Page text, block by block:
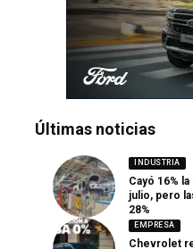
Últimas noticias
INDUSTRIA
Cayó 16%
julio, pero
28%
EMPRESA
Chevrolet